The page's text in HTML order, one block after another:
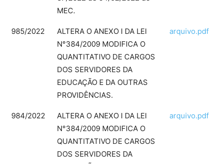
MEC.
985/2022
ALTERA O ANEXO I DA LEI
N°384/2009 MODIFICA O
QUANTITATIVO DE CARGOS
DOS SERVIDORES DA
EDUCAÇÃO E DA OUTRAS
PROVIDÊNCIAS.
arquivo.pdf
984/2022
ALTERA O ANEXO I DA LEI
N°384/2009 MODIFICA O
QUANTITATIVO DE CARGOS
DOS SERVIDORES DA
arquivo.pdf